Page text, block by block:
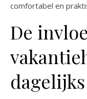
comfortabel en
De